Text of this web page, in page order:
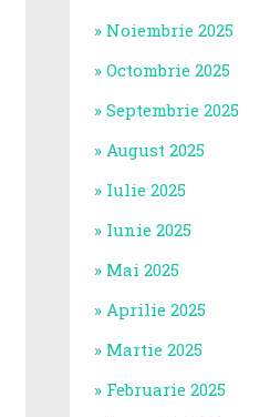
Noiembrie 2025
Octombrie 2025
Septembrie 2025
August 2025
Iulie 2025
Iunie 2025
Mai 2025
Aprilie 2025
Martie 2025
Februarie 2025